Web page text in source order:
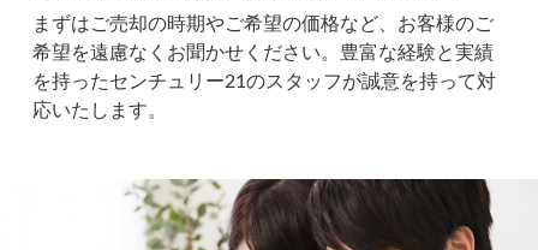
まずはご売却の時期やご希望の価格など、お客様のご
希望を遠慮なくお聞かせください。豊富な経験と実績
を持ったセンチュリー21のスタッフが誠意を持って対
応いたします。